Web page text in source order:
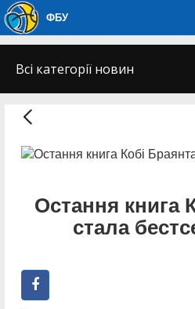
ФБУ
Всі категорії новин
Остання книга
стала